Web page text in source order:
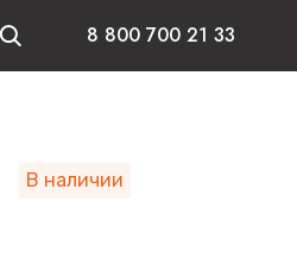
8 800 700 21 33
В наличии